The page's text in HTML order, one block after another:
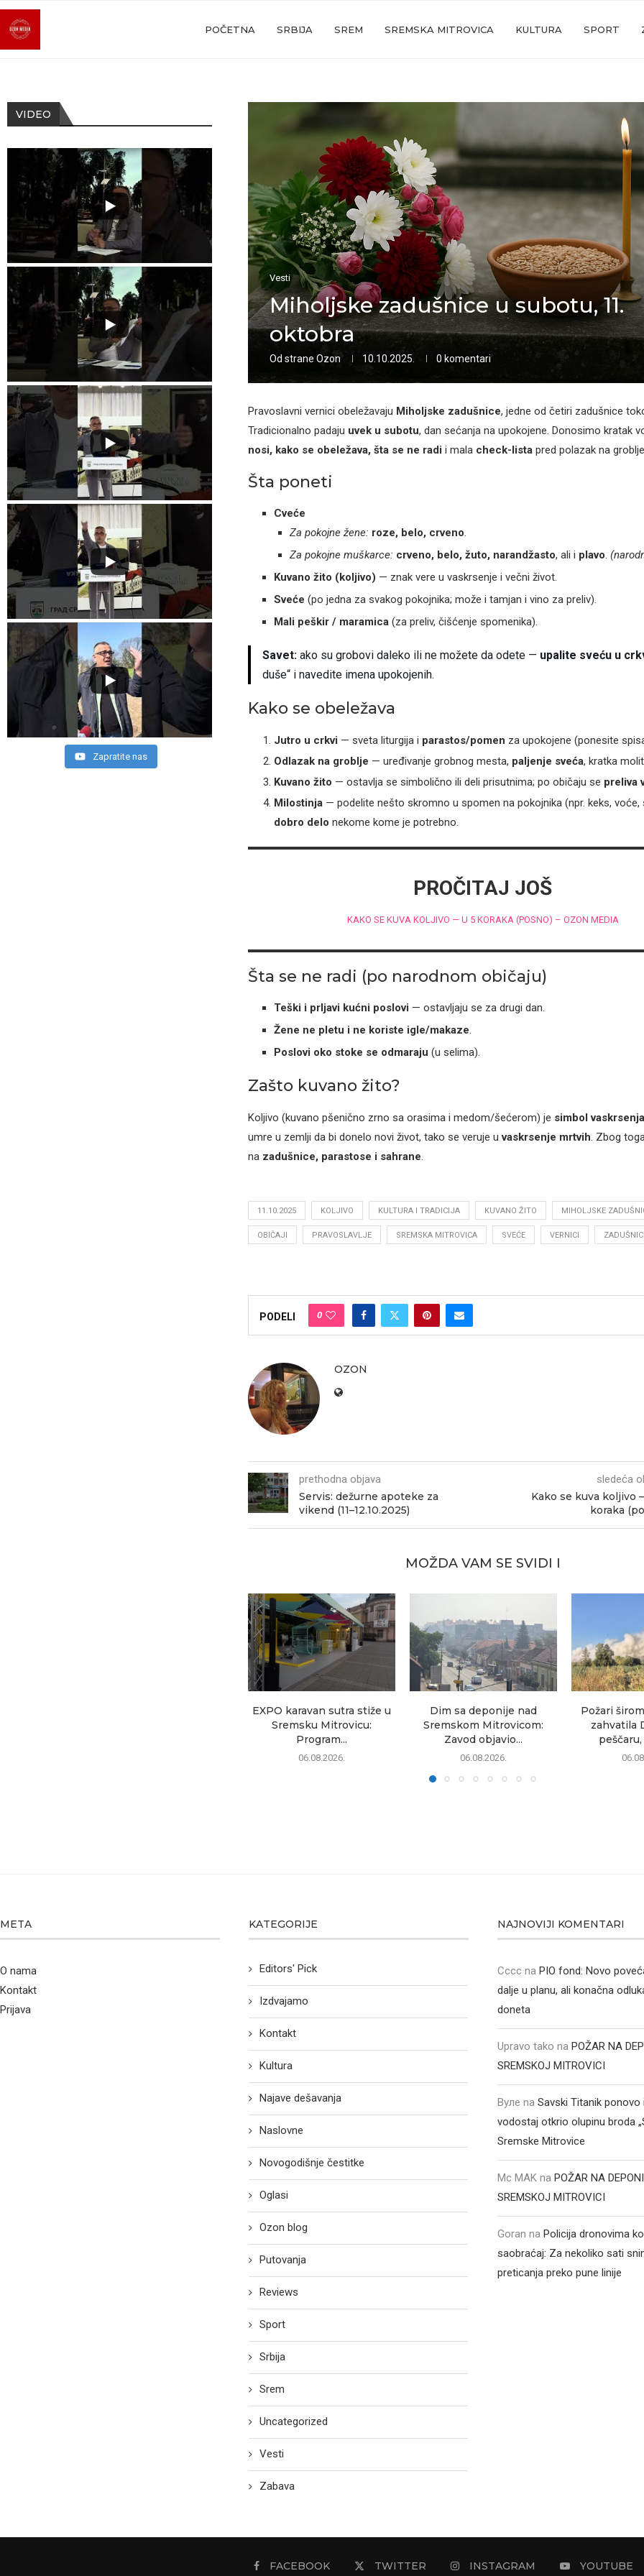
POČETNA SRBIJA SREM SREMSKA MITROVICA KULTURA SPORT
Vesti
Miholjske zadušnice u subotu, 11.
oktobra
Od strane Ozon 10.10.2025. 0 komentari
Pravoslavni vernici obeležavaju Miholjske zadušnice, jedne od četiri zadušnice
Tradicionalno padaju uvek u subotu, dan sećanja na upokojene. Donosimo kratak
nosi, kako se obeležava, šta se ne radi i mala check-listapred polazak na
Šta poneti
Cveće
Za pokojne žene: roze, belo, crveno.
Za pokojne muškarce: crveno, belo, žuto, narandžasto, ali i plavo.
Kuvano žito (koljivo) — znak vere u vaskrsenje i večni život.
Sveće (po jedna za svakog pokojnika; može i tamjan i vino za preliv).
Mali peškir / maramica(za preliv, čišćenje spomenika).
Savet:ako su grobovi daleko ili ne možete da odete — upalite sveću u
duše“ i navedite imena upokojenih.
Kako se obeležava
Jutro u crkvi — sveta liturgija i parastos/pomen za upokojene (ponesite
Odlazak na groblje — uređivanje grobnog mesta, paljenje sveća, kratka
Kuvano žito — ostavlja se simbolično ili deli prisutnima; po običaju se preliva
Milostinja— podelite nešto skromno u spomen na pokojnika (npr. keks, voće,
dobro delo nekome kome je potrebno.
PROČITAJ JOŠ
KAKO SE KUVA KOLJIVO — U 5 KORAKA (POSNO) – OZON MEDIA
Šta se ne radi (po narodnom običaju)
Teški i prljavi kućni poslovi — ostavljaju se za drugi dan.
Žene ne pletu i ne koriste igle/makaze.
Poslovi oko stoke se odmaraju (u selima).
Zašto kuvano žito?
Koljivo (kuvano pšenično zrno sa orasima i medom/šećerom) je simbol vaskrsenja
umre u zemlji da bi donelo novi život, tako se veruje uvaskrsenje mrtvih. Zbog
na zadušnice, parastose i sahrane.
11.10.2025 KOLJIVO KULTURA I TRADICIJA KUVANO ŽITO MIHOLJSKE
OBIČAJI PRAVOSLAVLJE SREMSKA MITROVICA SVEĆE VERNICI
PODELI 0
OZON
prethodna objava
Servis: dežurne apoteke za
vikend (11–12.10.2025)
sledeća
Kako se kuva koljivo
koraka
MOŽDA VAM SE SVIDI I
EXPO karavan sutra stiže u
Sremsku Mitrovicu:
Program...
06.08.2026.
Dim sa deponije nad
Sremskom Mitrovicom:
Zavod objavio...
06.08.2026.
Požari
zahvatila
VIDEO
Zapratite nas
META
O nama
Kontakt
Prijava
KATEGORIJE
Editors' Pick
Izdvajamo
Kontakt
Kultura
Najave dešavanja
Naslovne
Novogodišnje čestitke
Oglasi
Ozon blog
Putovanja
Reviews
Sport
Srbija
Srem
Uncategorized
Vesti
Zabava
NAJNOVIJI KOMENTARI
Cccc naPIO fond: Novo
dalje u planu, ali konačna
doneta
Upravo tako naPOŽAR NA
SREMSKOJ MITROVICI
Вуле naSavski Titanik ponovo
vodostaj otkrio olupinu broda
Sremske Mitrovice
Mc MAK naPOŽAR NA
SREMSKOJ MITROVICI
Goran naPolicija dronovima
saobraćaj: Za nekoliko sati
preticanja preko pune linije
FACEBOOK TWITTER INSTAGRAM YOUTUBE